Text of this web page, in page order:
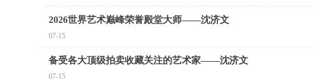
2026世界艺术巅峰荣誉殿堂大师——沈济文
07-15
备受各大顶级拍卖收藏关注的艺术家——沈济文
07-15